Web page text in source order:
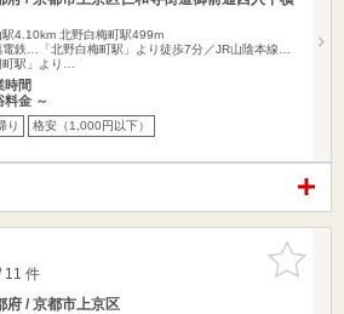
駅4.10km 北野白梅町駅499m
電鉄…「北野白梅町駅」より徒歩7分／JR山陰本線…
町駅」より…
時間
料金 ～
り 格安（1,000円以下）
お気に入
りに追加
件
府 / 京都市上京区